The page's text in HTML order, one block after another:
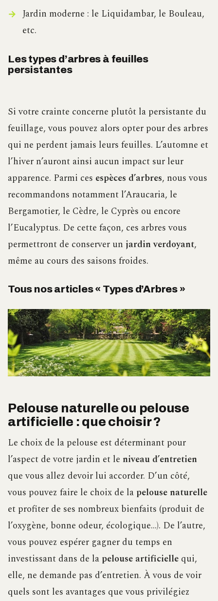
Jardin moderne : le Liquidambar, le Bouleau,
etc.
Les types d’arbres à feuilles
persistantes
Si votre crainte concerne plutôt la persistante du
feuillage, vous pouvez alors opter pour des arbres
qui ne perdent jamais leurs feuilles. L’automne et
l’hiver n’auront ainsi aucun impact sur leur
apparence. Parmi ces espèces d’arbres, nous vous
recommandons notamment l’Araucaria, le
Bergamotier, le Cèdre, le Cyprès ou encore
l’Eucalyptus. De cette façon, ces arbres vous
permettront de conserver un jardin verdoyant,
même au cours des saisons froides.
Tous nos articles « Types d’Arbres »
Pelouse naturelle ou pelouse
artificielle : que choisir ?
Le choix de la pelouse est déterminant pour
l’aspect de votre jardin et le niveau d’entretien
que vous allez devoir lui accorder. D’un côté,
vous pouvez faire le choix de la pelouse naturelle
et profiter de ses nombreux bienfaits (produit de
l’oxygène, bonne odeur, écologique…). De l’autre,
vous pouvez espérer gagner du temps en
investissant dans de la pelouse artificielle qui,
elle, ne demande pas d’entretien. À vous de voir
quels sont les avantages que vous privilégiez